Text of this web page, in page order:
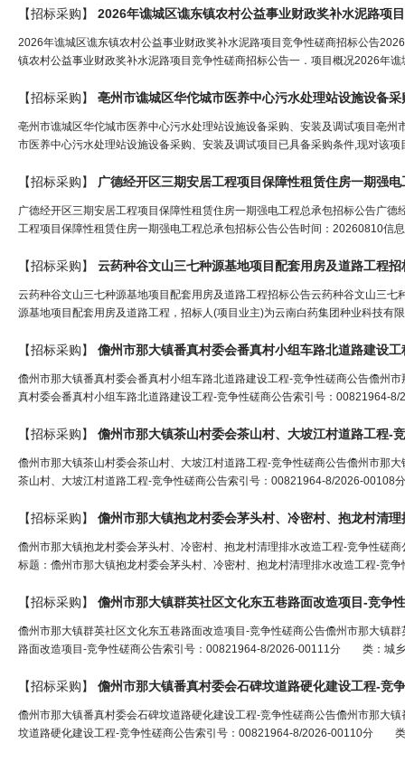
【招标采购】 2026年谯城区谯东镇农村公益事业财政奖补水泥路项
2026年谯城区谯东镇农村公益事业财政奖补水泥路项目竞争性磋商招标公告
镇农村公益事业财政奖补水泥路项目竞争性磋商招标公告一．项目概况2026年
【招标采购】 亳州市谯城区华佗城市医养中心污水处理站设施设备
亳州市谯城区华佗城市医养中心污水处理站设施设备采购、安装及调试项目亳
市医养中心污水处理站设施设备采购、安装及调试项目已具备采购条件,现对该
【招标采购】 广德经开区三期安居工程项目保障性租赁住房一期强
广德经开区三期安居工程项目保障性租赁住房一期强电工程总承包招标公告广
工程项目保障性租赁住房一期强电工程总承包招标公告公告时间：20260810信
【招标采购】 云药种谷文山三七种源基地项目配套用房及道路工程招
云药种谷文山三七种源基地项目配套用房及道路工程招标公告云药种谷文山三
源基地项目配套用房及道路工程，招标人(项目业主)为云南白药集团种业科技有
【招标采购】 儋州市那大镇番真村委会番真村小组车路北道路建设
儋州市那大镇番真村委会番真村小组车路北道路建设工程-竞争性磋商公告儋州
真村委会番真村小组车路北道路建设工程-竞争性磋商公告索引号：
【招标采购】 儋州市那大镇茶山村委会茶山村、大坡江村道路工程-
儋州市那大镇茶山村委会茶山村、大坡江村道路工程-竞争性磋商公告儋州市那
茶山村、大坡江村道路工程-竞争性磋商公告索引号：00821964-8/2026-
【招标采购】 儋州市那大镇抱龙村委会茅头村、冷密村、抱龙村清
儋州市那大镇抱龙村委会茅头村、冷密村、抱龙村清理排水改造工程-竞争性磋
标题：儋州市那大镇抱龙村委会茅头村、冷密村、抱龙村清理排水改造工程-
【招标采购】 儋州市那大镇群英社区文化东五巷路面改造项目-竞争
儋州市那大镇群英社区文化东五巷路面改造项目-竞争性磋商公告儋州市那大镇
路面改造项目-竞争性磋商公告索引号：00821964-8/2026-00111分 类：城乡
【招标采购】 儋州市那大镇番真村委会石碑坟道路硬化建设工程-竞
儋州市那大镇番真村委会石碑坟道路硬化建设工程-竞争性磋商公告儋州市那大
坟道路硬化建设工程-竞争性磋商公告索引号：00821964-8/2026-00110分 类